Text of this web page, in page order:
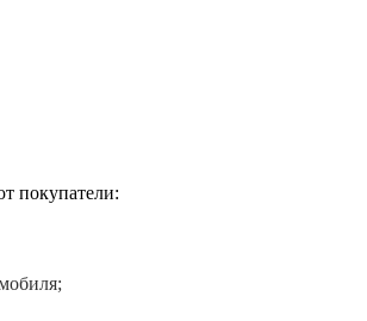
покупатели: